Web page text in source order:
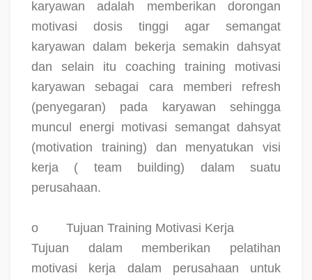
karyawan adalah memberikan dorongan
motivasi dosis tinggi agar semangat
karyawan dalam bekerja semakin dahsyat
dan selain itu coaching training motivasi
karyawan sebagai cara memberi refresh
(penyegaran) pada karyawan sehingga
muncul energi motivasi semangat dahsyat
(motivation training) dan menyatukan visi
kerja ( team building) dalam suatu
perusahaan.
o
Tujuan Training Motivasi Kerja
Tujuan dalam memberikan pelatihan
motivasi kerja dalam perusahaan untuk